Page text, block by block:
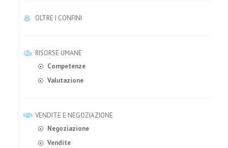
OLTRE I CONFINI
RISORSE UMANE
Competenze
Valutazione
VENDITE E NEGOZIAZIONE
Negoziazione
Vendite